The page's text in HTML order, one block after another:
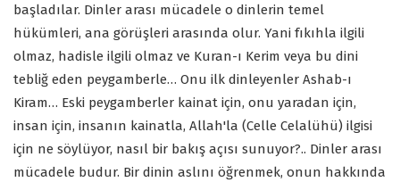
başladılar. Dinler arası mücadele o dinlerin temel
hükümleri, ana görüşleri arasında olur. Yani fıkıhla ilgili
olmaz, hadisle ilgili olmaz ve Kuran-ı Kerim veya bu dini
tebliğ eden peygamberle… Onu ilk dinleyenler Ashab-ı
Kiram… Eski peygamberler kainat için, onu yaradan için,
insan için, insanın kainatla, Allah'la (Celle Celalühü) ilgisi
için ne söylüyor, nasıl bir bakış açısı sunuyor?.. Dinler arası
mücadele budur. Bir dinin aslını öğrenmek, onun hakkında